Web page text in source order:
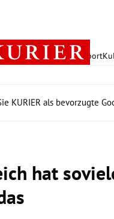
PolitikWirtschaft Sport
KURIER als bevorzugte
hat